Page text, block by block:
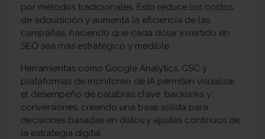
por métodos tradicionales. Esto reduce los costos
de adquisición y aumenta la eficiencia de las
campañas, haciendo que cada dólar invertido en
SEO sea más estratégico y medible.
Herramientas como Google Analytics, GSC y
plataformas de monitoreo de IA permiten visualizar
el desempeño de palabras clave, backlinks y
conversiones, creando una base sólida para
decisiones basadas en datos y ajustes continuos de
la estrategia digital.